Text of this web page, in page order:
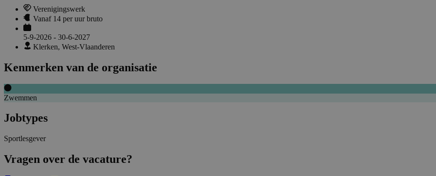
Verenigingswerk
Vanaf 14 per uur bruto
5-9-2026 - 30-6-2027
Klerken, West-Vlaanderen
Kenmerken van de organisatie
Zwemmen
Jobtypes
Sportlesgever
Vragen over de vacature?